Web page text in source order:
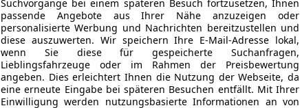
Suchvorgänge bei einem späteren Besuch fortzusetzen, Ihnen
passende Angebote aus Ihrer Nähe anzuzeigen oder
personalisierte Werbung und Nachrichten bereitzustellen und
diese auszuwerten. Wir speichern Ihre E-Mail-Adresse lokal,
wenn Sie diese für gespeicherte Suchanfragen,
Lieblingsfahrzeuge oder im Rahmen der Preisbewertung
angeben. Dies erleichtert Ihnen die Nutzung der Webseite, da
eine erneute Eingabe bei späteren Besuchen entfällt. Mit Ihrer
Einwilligung werden nutzungsbasierte Informationen an von